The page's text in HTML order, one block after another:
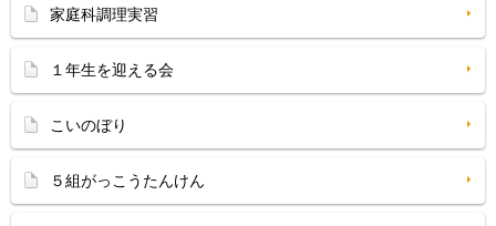
家庭科調理実習
１年生を迎える会
こいのぼり
５組がっこうたんけん